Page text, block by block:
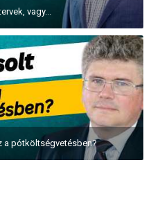
vagy...
a pótköltségvetésben?